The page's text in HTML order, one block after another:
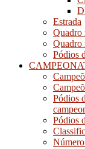
Estrada
Quadro
Quadro
Pódios
Pódios
Pódios